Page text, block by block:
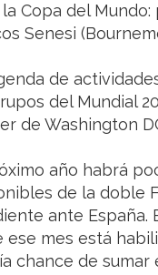
Copa del
Senesi
de
del Mundial
de Washington
año habrá
de la doble
ante España.
ese mes está
chance de